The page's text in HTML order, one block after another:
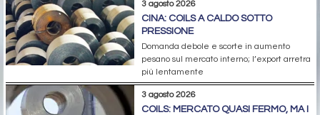
3 agosto 2026
CINA: COILS A CALDO SOTTO
PRESSIONE
Domanda debole e scorte in aumento
pesano sul mercato interno; l’export arretra
più lentamente
3 agosto 2026
COILS: MERCATO QUASI FERMO, MA I